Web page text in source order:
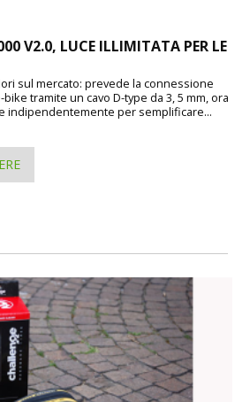
V2.0, LUCE ILLIMITATA PER LE
sul mercato: prevede la connessione
tramite un cavo D-type da 3, 5 mm, ora
indipendentemente per semplificare...